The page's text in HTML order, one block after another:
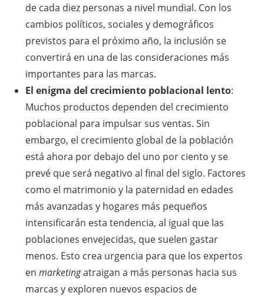
de cada diez personas a nivel mundial. Con los
cambios políticos, sociales y demográficos
previstos para el próximo año, la inclusión se
convertirá en una de las consideraciones más
importantes para las marcas.
El enigma del crecimiento poblacional lento:
Muchos productos dependen del crecimiento
poblacional para impulsar sus ventas. Sin
embargo, el crecimiento global de la población
está ahora por debajo del uno por ciento y se
prevé que será negativo al final del siglo. Factores
como el matrimonio y la paternidad en edades
más avanzadas y hogares más pequeños
intensificarán esta tendencia, al igual que las
poblaciones envejecidas, que suelen gastar
menos. Esto crea urgencia para que los expertos
en marketingatraigan a más personas hacia sus
marcas y exploren nuevos espacios de